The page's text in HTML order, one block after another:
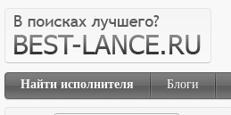
Найти исполнителя Блоги